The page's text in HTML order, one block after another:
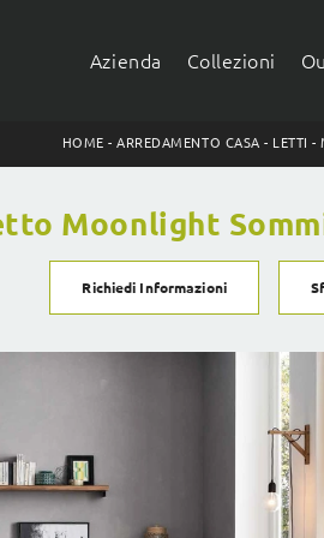
Azienda Collezioni
HOME -ARREDAMENTO CASA - LETTI -
Moonlight
Richiedi Informazioni